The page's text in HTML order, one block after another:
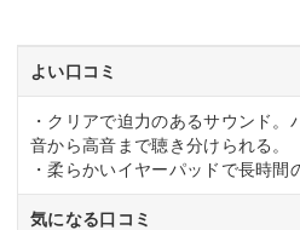
よい口コミ
・クリアで迫力のあるサウンド
音から高音まで聴き分けられる。
・柔らかいイヤーパッドで長時間
気になる口コミ